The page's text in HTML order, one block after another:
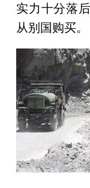
实力十分落
从别国购买。